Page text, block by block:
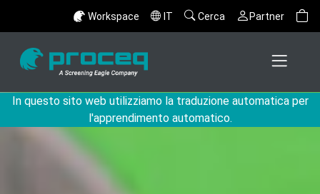
Workspace IT Cerca Partner
In questo sito web utilizziamo la traduzione automatica per
l'apprendimento automatico.